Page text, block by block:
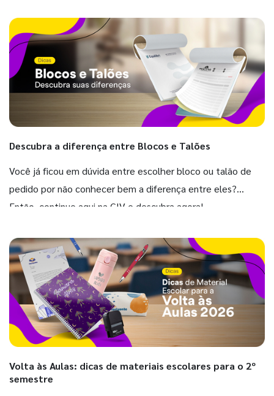
Descubra a diferença entre Blocos e Talões
Você já ficou em dúvida entre escolher bloco ou talão de
pedido por não conhecer bem a diferença entre eles?
Então, continue aqui na GIV e descubra agora!
Volta às Aulas: dicas de materiais escolares para o 2º
semestre